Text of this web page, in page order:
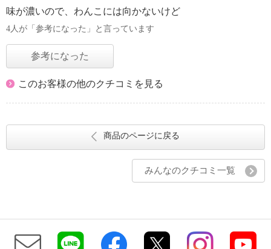
味が濃いので、わんこには向かないけど
4人が「参考になった」と言っています
参考になった
このお客様の他のクチコミを見る
商品のページに戻る
みんなのクチコミ一覧